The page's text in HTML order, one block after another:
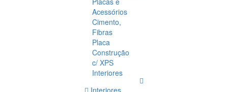
Acessórios
Cimento,
Fibras
Placa
Construção
c/ XPS
Interiores
Interiores